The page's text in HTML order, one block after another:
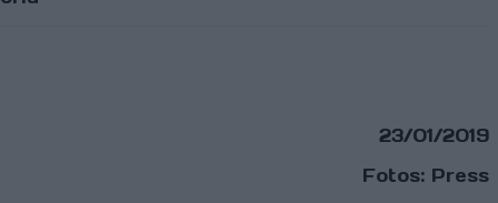
23/01/2019
Fotos: Press